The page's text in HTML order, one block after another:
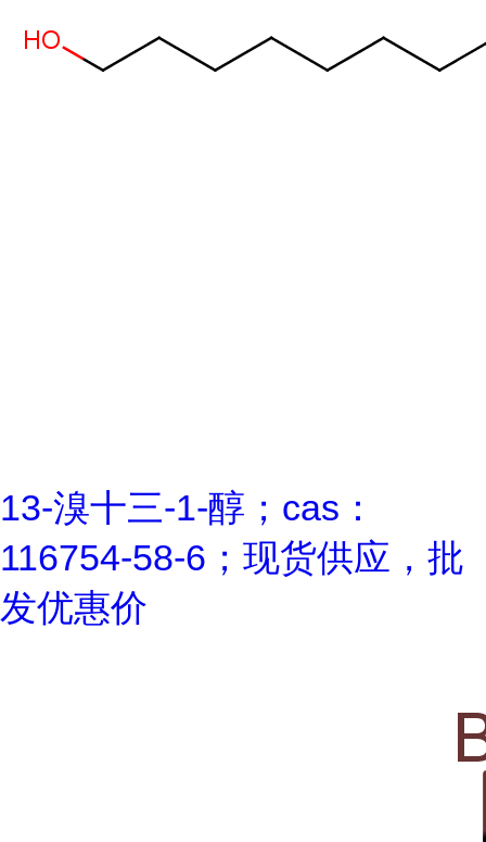
13-溴十三-1-醇；cas：
116754-58-6；现货供应，批
发优惠价